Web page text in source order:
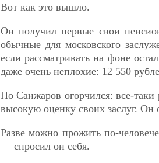
Вот как это вышло.
Он получил первые свои
обычные для московского
если рассматривать на фоне
даже очень неплохие: 12 550
Но Санжаров огорчился: все-таки
высокую оценку своих заслуг. Он
Разве можно прожить по-
— спросил он себя.